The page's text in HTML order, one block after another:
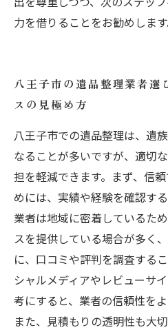
力を借りることをお勧めします
八王子市の遺品整理業者選
スの見極め方
八王子市での遺品整理は、遺
なることが多いですが、適切
担を軽減できます。まず、信
めには、実績や経験を確認す
業者は地域に密着しているた
スを提供している場合が多く
に、口コミや評判を調査する
シャルメディアやレビューサ
考にすると、業者の信頼性を
また、見積もりの透明性も大